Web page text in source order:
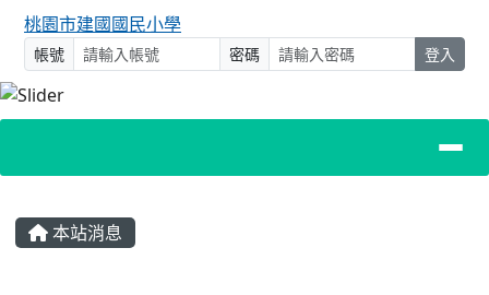
桃園市建國國民小學
帳號 密碼 登入
主內容區域
本站消息